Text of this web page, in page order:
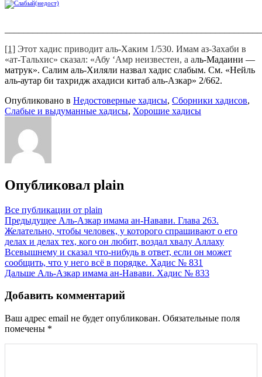
[1] Этот хадис приводит аль-Хаким 1/530. Имам аз-Захаби в
«ат-Тальхис» сказал: «Абу ‘Амр неизвестен, а аль-Мадаини —
матрук». Салим аль-Хиляли назвал хадис слабым. См. «Нейль
аль-аутар би тахридж ахадиси китаб аль-Азкар» 2/662.
Опубликовано в Недостоверные хадисы, Сборники хадисов,
Слабые и выдуманные хадисы, Хорошие хадисы
Опубликовал plain
Все публикации от plain
Навигация
по
записям
Предыдущее Аль-Азкар имама ан-Навави. Глава 263.
Желательно, чтобы человек, у которого спрашивают о его
делах и делах тех, кого он любит, воздал хвалу Аллаху
Всевышнему и сказал что-нибудь в ответ, если он может
сообщить, что у него всё в порядке. Хадис № 831
Дальше Аль-Азкар имама ан-Навави. Хадис № 833
Добавить комментарий
Ваш адрес email не будет опубликован. Обязательные поля
помечены *